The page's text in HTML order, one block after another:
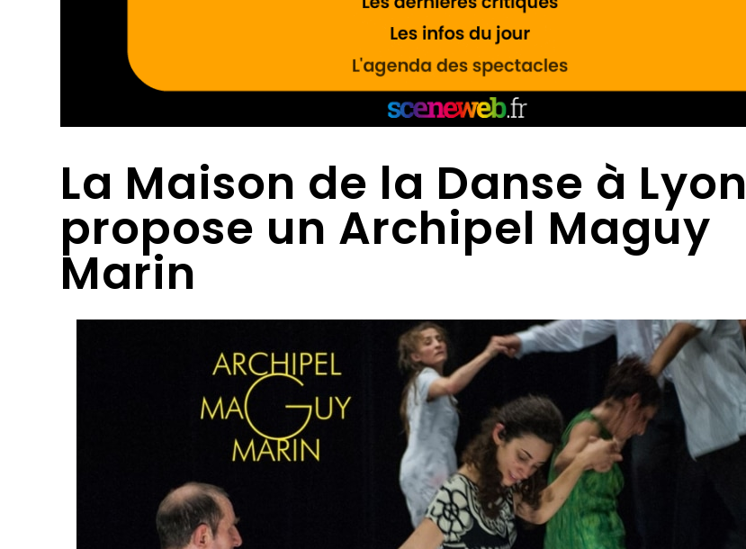
La Maison de la Danse à Lyon
propose un Archipel Maguy
Marin